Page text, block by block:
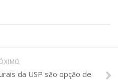
da USP são opção de